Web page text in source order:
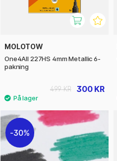
MOLOTOW
One4All 227HS 4mm Metallic 6-
pakning
300 KR
499 KR
30%